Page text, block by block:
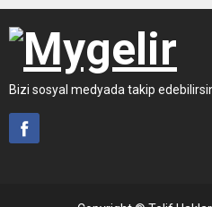
Bizi sosyal medyada takip